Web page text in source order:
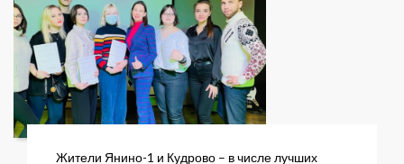
Жители Янино-1 и Кудрово – в числе лучших